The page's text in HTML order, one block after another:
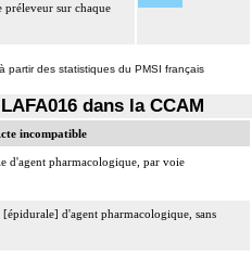
préleveur sur chaque
partir des statistiques du PMSI français
dans la CCAM
incompatible
d'agent pharmacologique, par voie
d'agent pharmacologique, sans